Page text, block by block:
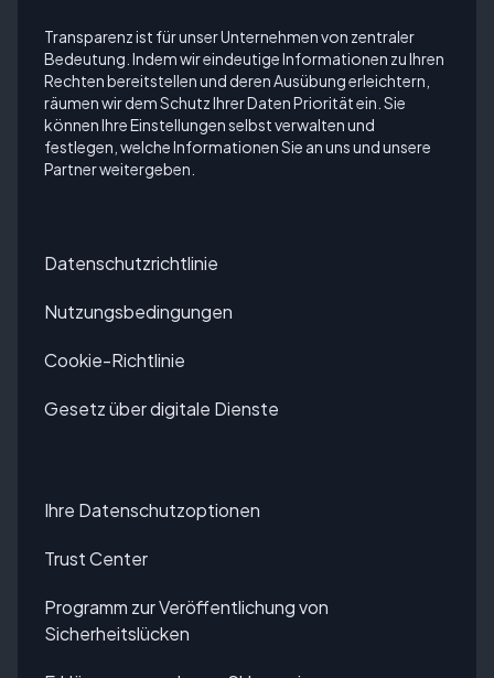
Transparenz ist für unser Unternehmen von zentraler
Bedeutung. Indem wir eindeutige Informationen zu Ihren
Rechten bereitstellen und deren Ausübung erleichtern,
räumen wir dem Schutz Ihrer Daten Priorität ein. Sie
können Ihre Einstellungen selbst verwalten und
festlegen, welche Informationen Sie an uns und unsere
Partner weitergeben.
Datenschutzrichtlinie
Nutzungsbedingungen
Cookie-Richtlinie
Gesetz über digitale Dienste
Ihre Datenschutzoptionen
Trust Center
Programm zur Veröffentlichung von
Sicherheitslücken